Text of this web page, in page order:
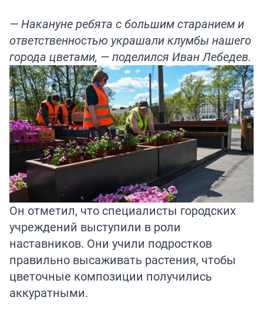
— Накануне ребята с большим старанием и
ответственностью украшали клумбы нашего
города цветами, — поделился Иван Лебедев.
Он отметил, что специалисты городских
учреждений выступили в роли
наставников. Они учили подростков
правильно высаживать растения, чтобы
цветочные композиции получились
аккуратными.